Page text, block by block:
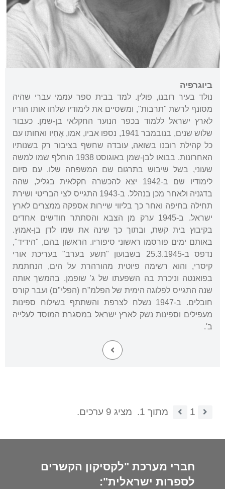
ביוגרפיה
נולד בעיר רובנו, פולין. למד בבית ספר עממי עברי שהיה
מסונף לרשת "תרבות", ומשסיים את לימודיו שלחו אותו הוריו
לארץ ישראל ללמוד בכפר הנוער החקלאי בן-שמן. כעבור
שלוש שנים, בנובמבר 1941, נספו אביו, אמו, אָחִיו ואחותו עם
כל קהילת רובנו בשואה, עובדה שחשף בציבור רק בשנותיו
האחרונות. בבואו לבן-שמן באוגוסט 1938 הוחלף שמו למשה
שעוני, בשל שיבוש בתרגום שם המשפחה שלו. עם סיום
לימודיו שם ב-1942 יצא להכשרה חקלאית בגליל, שהה
בדגניה ולאחר מכן בנהלל. ב-1943 התגייס לצי הבריטי ושירת
תחילה בחיפה ואחר כך בליווי שיירות אספקה ממצרים לארץ
ישראל. ב-1945 ערק מן הצבא והסתתר חודשים אחדים
בקיבוץ בית קשת, ובתוך כך שינה את שמו לדן בן-אמוץ.
באותם ימים פורסמו ראשוני סיפוריו. הראשון בהם, "הידיד",
נדפס ב-25.3.1945 בשבועון "תשע בערב" בעריכת אורי
קיסרי, והוא רשימה פיוטית מהורהרת על הים, הנחתמת
בפואנטה וניכרת בה השפעתו של ג' שופמן. בהמשך אותה
שנה התגייס לפלוגה הימית של הפלמ"ח (הפלי"ם) ועבר קורס
חובלים. ב-1947 נשלח לצרפת והשתתף בשילוח ספינות
מעפילים וספינות נשק לארץ ישראל במסגרת המוסד לעלייה
ב'.
1 מתוך 1. מציג 9 ערכים.
חברי מערכת "לקסיקון הקשרים
לספרות ישראלית":